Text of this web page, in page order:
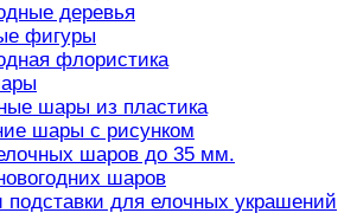
деревья
фигуры
флористика
шары из пластика
шары с рисунком
шаров до 35 мм.
шаров
подставки для елочных украшений